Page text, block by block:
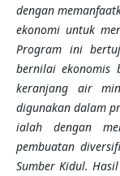
dengan
ekonomi untuk
Program ini
bernilai ekonomis
keranjang air
digunakan dalam
ialah dengan
pembuatan
Sumber Kidul.